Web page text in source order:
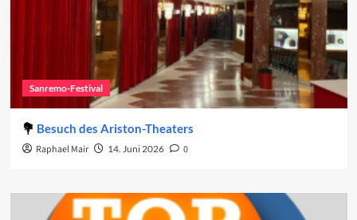
Sanremo-Festival
Besuch des Ariston-Theaters
Raphael Mair 14. Juni 2026 0